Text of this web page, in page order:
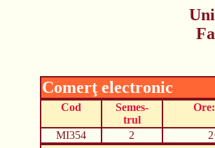
Comerţ electronic
Cod
Semes-
trul
MI354 2